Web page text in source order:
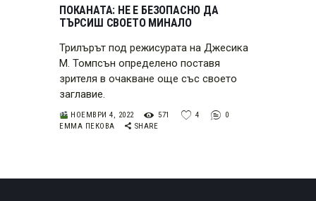
ПОКАНАТА: НЕ Е БЕЗОПАСНО ДА
ТЪРСИШ СВОЕТО МИНАЛО
Трилърът под режисурата на Джесика
М. Томпсън определено поставя
зрителя в очакване още със своето
заглавие.
НОЕМВРИ 4, 2022 571 4
0
ЕММА ПЕКОВА
SHARE